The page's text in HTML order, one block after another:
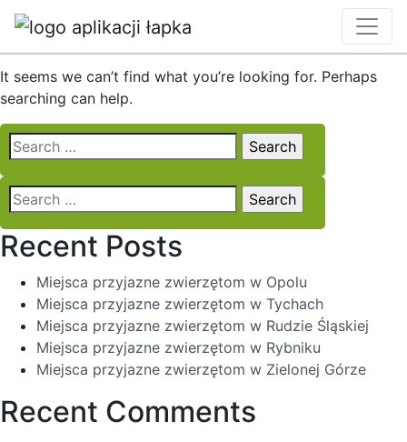
Nothing Found
It seems we can’t find what you’re looking for. Perhaps
searching can help.
Search
for:
Search
for:
Recent Posts
Miejsca przyjazne zwierzętom w Opolu
Miejsca przyjazne zwierzętom w Tychach
Miejsca przyjazne zwierzętom w Rudzie Śląskiej
Miejsca przyjazne zwierzętom w Rybniku
Miejsca przyjazne zwierzętom w Zielonej Górze
Recent Comments